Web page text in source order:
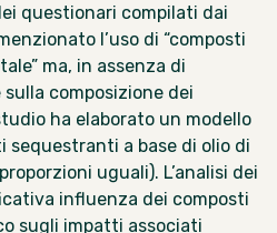
questionari compilati dai
l’uso di “composti
ma, in assenza di
composizione dei
ha elaborato un modello
a base di olio di
uguali). L’analisi dei
influenza dei composti
sugli impatti associati